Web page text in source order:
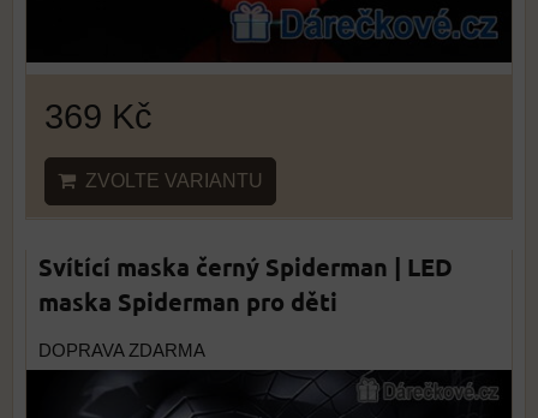
369 Kč
ZVOLTE VARIANTU
Svítící maska černý Spiderman | LED
maska Spiderman pro děti
DOPRAVA ZDARMA